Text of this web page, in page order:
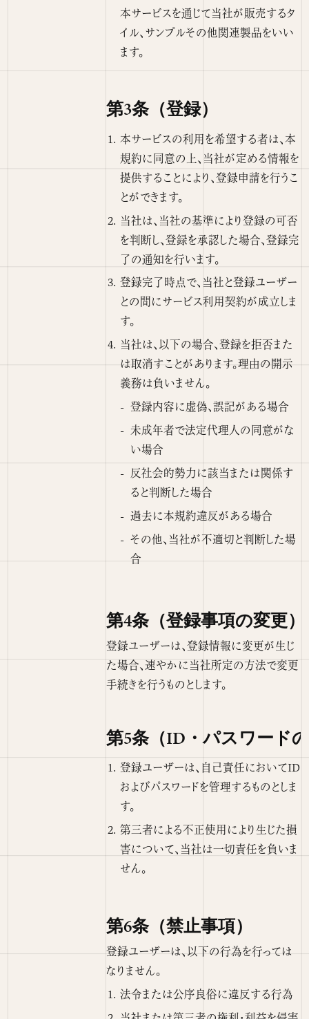
本サービスを通じて当社が販売するタ
イル、サンプルその他関連製品をいい
ます。
第3条（登録）
本サービスの利用を希望する者は、本
規約に同意の上、当社が定める情報を
提供することにより、登録申請を行うこ
とができます。
当社は、当社の基準により登録の可否
を判断し、登録を承認した場合、登録完
了の通知を行います。
登録完了時点で、当社と登録ユーザー
との間にサービス利用契約が成立しま
す。
当社は、以下の場合、登録を拒否また
は取消すことがあります。理由の開示
義務は負いません。
登録内容に虚偽、誤記がある場合
未成年者で法定代理人の同意がな
い場合
反社会的勢力に該当または関係す
ると判断した場合
過去に本規約違反がある場合
その他、当社が不適切と判断した場
合
第4条（登録事項の変更）
登録ユーザーは、登録情報に変更が生じ
た場合、速やかに当社所定の方法で変更
手続きを行うものとします。
第5条（ID・パスワード
登録ユーザーは、自己責任においてID
およびパスワードを管理するものとしま
す。
第三者による不正使用により生じた損
害について、当社は一切責任を負いま
せん。
第6条（禁止事項）
登録ユーザーは、以下の行為を行っては
なりません。
法令または公序良俗に違反する行為